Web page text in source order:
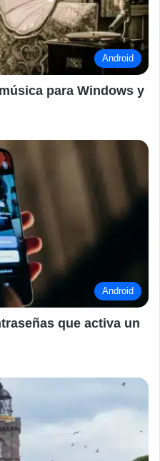
Android
para Windows y
Android
que activa un